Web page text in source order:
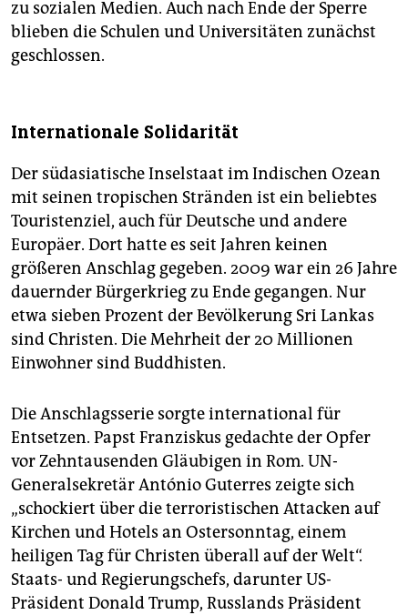
zu sozialen Medien. Auch nach Ende der Sperre
blieben die Schulen und Universitäten zunächst
geschlossen.
Internationale Solidarität
Der südasiatische Inselstaat im Indischen Ozean
mit seinen tropischen Stränden ist ein beliebtes
Touristenziel, auch für Deutsche und andere
Europäer. Dort hatte es seit Jahren keinen
größeren Anschlag gegeben. 2009 war ein 26 Jahre
dauernder Bürgerkrieg zu Ende gegangen. Nur
etwa sieben Prozent der Bevölkerung Sri Lankas
sind Christen. Die Mehrheit der 20 Millionen
Einwohner sind Buddhisten.
Die Anschlagsserie sorgte international für
Entsetzen. Papst Franziskus gedachte der Opfer
vor Zehntausenden Gläubigen in Rom. UN-
Generalsekretär António Guterres zeigte sich
„schockiert über die terroristischen Attacken auf
Kirchen und Hotels an Ostersonntag, einem
heiligen Tag für Christen überall auf der Welt“.
Staats- und Regierungschefs, darunter US-
Präsident Donald Trump, Russlands Präsident